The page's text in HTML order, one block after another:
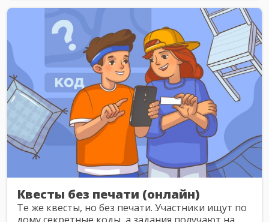
Квесты без печати (онлайн)
Те же квесты, но без печати. Участники ищут по
дому секретные коды, а задания получают на